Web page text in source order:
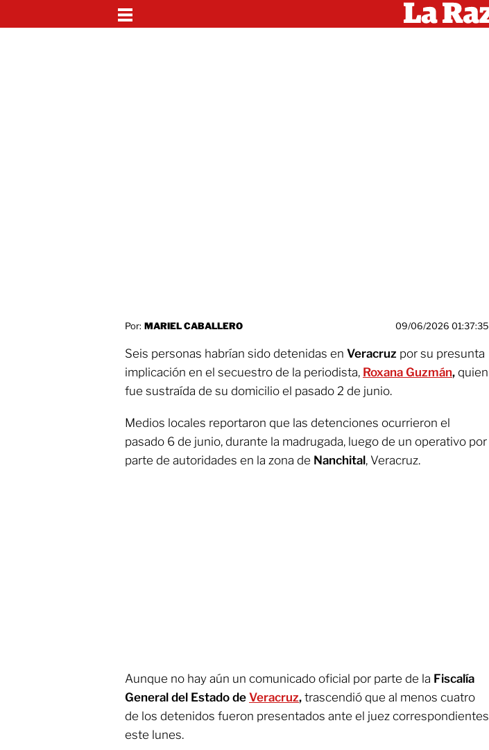
Por: MARIEL CABALLERO 09/06/2026 01:37:35
Seis personas habrían sido detenidas en Veracruz por su presunta
implicación en el secuestro de la periodista, Roxana Guzmán, quien
fue sustraída de su domicilio el pasado 2 de junio.
Medios locales reportaron que las detenciones ocurrieron el
pasado 6 de junio, durante la madrugada, luego de un operativo por
parte de autoridades en la zona de Nanchital, Veracruz.
Aunque no hay aún un comunicado oficial por parte de la Fiscalía
General del Estado de Veracruz, trascendió que al menos cuatro
de los detenidos fueron presentados ante el juez correspondientes
este lunes.